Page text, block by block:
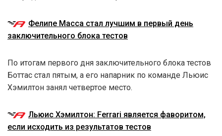
Фелипе Масса стал лучшим в первый день
заключительного блока тестов
По итогам первого дня заключительного блока тестов
Боттас стал пятым, а его напарник по команде Льюис
Хэмилтон занял четвертое место.
Льюис Хэмилтон: Ferrari является фаворитом,
если исходить из результатов тестов